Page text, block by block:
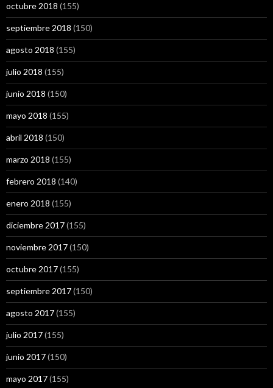
octubre 2018 (155)
septiembre 2018 (150)
agosto 2018 (155)
julio 2018 (155)
junio 2018 (150)
mayo 2018 (155)
abril 2018 (150)
marzo 2018 (155)
febrero 2018 (140)
enero 2018 (155)
diciembre 2017(155)
noviembre 2017(150)
octubre 2017(155)
septiembre 2017(150)
agosto 2017(155)
julio 2017(155)
junio 2017(150)
mayo 2017(155)